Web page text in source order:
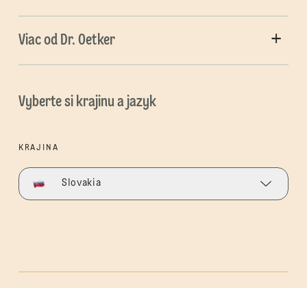
Viac od Dr. Oetker
Vyberte si krajinu a jazyk
KRAJINA
Slovakia